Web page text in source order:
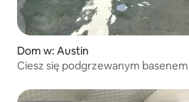
Dom w: Austin
Ciesz się podgrzewanym